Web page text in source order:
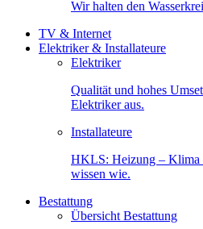
Wir halten den
TV & Internet
Elektriker & Installateure
Elektriker
Qualität und hohes
Elektriker aus.
Installateure
HKLS: Heizung – Klima
wissen wie.
Bestattung
Übersicht Bestattung